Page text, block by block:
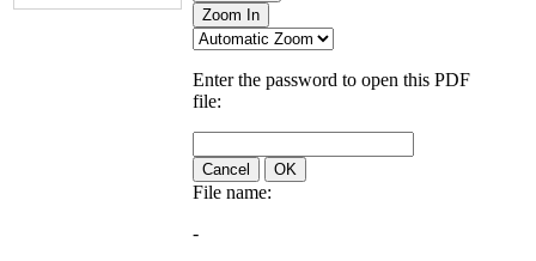
Zoom In
Enter the password to open this PDF
file:
Cancel OK
File name:
-